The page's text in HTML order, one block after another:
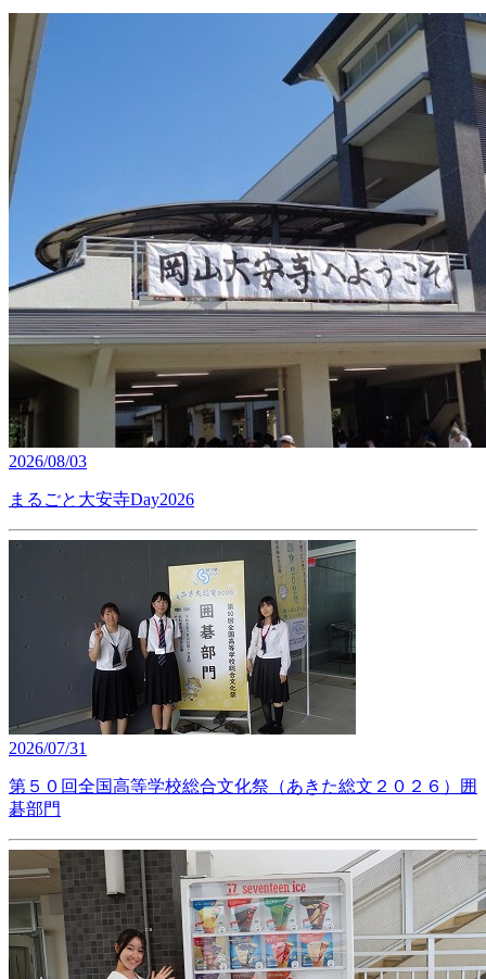
2026/08/03
まるごと大安寺Day2026
2026/07/31
第５０回全国高等学校総合文化祭（あきた総文２０２６）囲
碁部門